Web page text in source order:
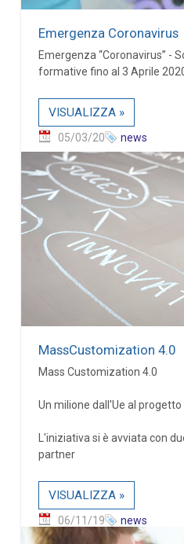
Emergenza Coronavirus
Emergenza “Coronavirus” -
formative fino al 3 Aprile
VISUALIZZA »
05/03/20 news
MassCustomization 4.0
Mass Customization 4.0
Un milione dall'Ue al progetto
L'iniziativa si è avviata con
partner
VISUALIZZA »
06/11/19 news